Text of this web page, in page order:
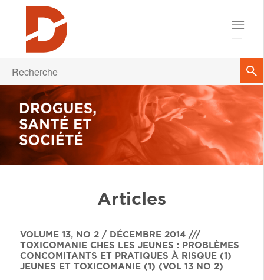
Articles
VOLUME 13, NO 2 / DÉCEMBRE 2014 ///
TOXICOMANIE CHES LES JEUNES : PROBLÈMES
CONCOMITANTS ET PRATIQUES À RISQUE (1)
JEUNES ET TOXICOMANIE (1) (VOL 13 NO 2)